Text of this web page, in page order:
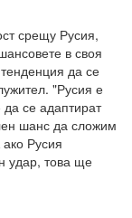
срещу Русия,
в своя
да се
"Русия е
се адаптират
шанс да сложим
Русия
удар, това ще